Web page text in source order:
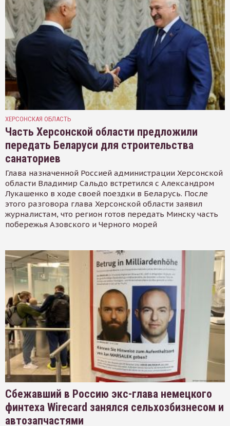
ХЕРСОНСКАЯ ОБЛАСТЬ
Часть Херсонской области предложили
передать Беларуси для строительства
санаториев
Глава назначенной Россией администрации Херсонской
области Владимир Сальдо встретился с Александром
Лукашенко в ходе своей поездки в Беларусь. После
этого разговора глава Херсонской области заявил
журналистам, что регион готов передать Минску часть
побережья Азовского и Черного морей
Сбежавший в Россию экс-глава немецкого
финтеха Wirecard занялся сельхозбизнесом и
автозапчастями